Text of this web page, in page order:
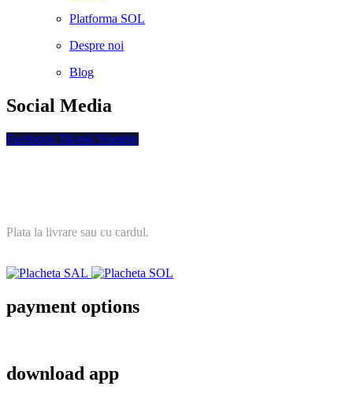
Platforma SOL
Despre noi
Blog
Social Media
Facebook Tik-tokYoutube
Plata la livrare sau cu cardul.
payment options
download app